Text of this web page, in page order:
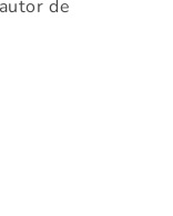
de